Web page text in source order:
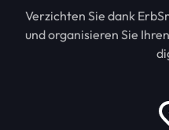
Verzichten Sie dank
und organisieren Sie